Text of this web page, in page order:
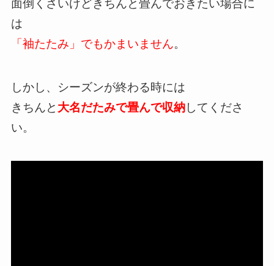
面倒くさいけどきちんと畳んでおきたい場合に
は
「袖たたみ」でもかまいません。
しかし、シーズンが終わる時には
きちんと 大名だたみで畳んで収納してくださ
い。